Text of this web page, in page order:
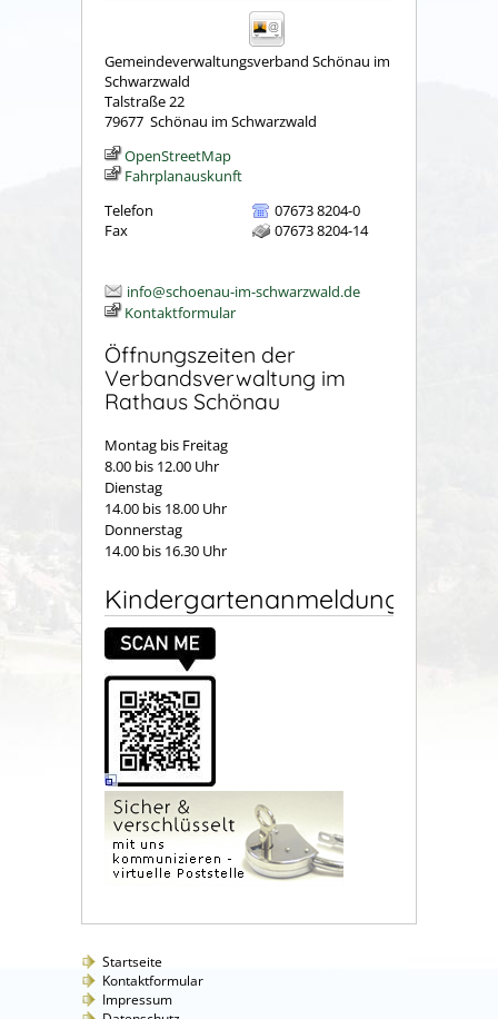
Gemeindeverwaltungsverband Schönau im
Schwarzwald
Talstraße 22
79677 Schönau im Schwarzwald
OpenStreetMap
Fahrplanauskunft
Telefon
07673 8204-0
Fax
07673 8204-14
info@schoenau-im-schwarzwald.de
Kontaktformular
Öffnungszeiten der
Verbandsverwaltung im
Rathaus Schönau
Montag bis Freitag
8.00 bis 12.00 Uhr
Dienstag
14.00 bis 18.00 Uhr
Donnerstag
14.00 bis 16.30 Uhr
Kindergartenanmeldung
Startseite
Kontaktformular
Impressum